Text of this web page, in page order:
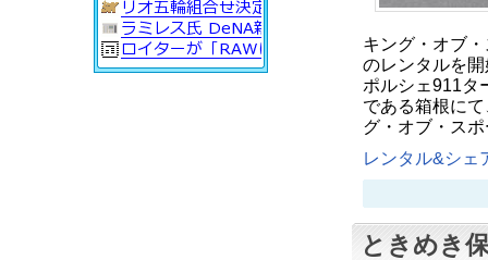
キング・オブ
のレンタルを
ポルシェ911タ
である箱根に
グ・オブ・ス
レンタル&シェ
ときめき